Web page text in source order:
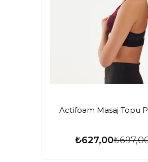
Actifoam Masaj Topu
₺627,00